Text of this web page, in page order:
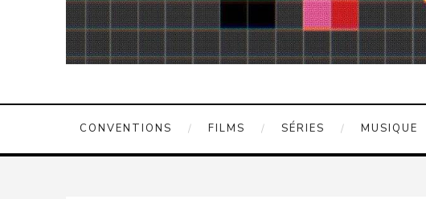
CONVENTIONS FILMS SÉRIES MUSIQUE